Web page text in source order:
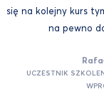
się na kolejny kurs
na pewno
UCZESTNIK